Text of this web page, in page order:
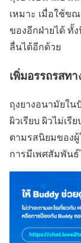
เหมาะ เมื่อใช้ข
ของอีกฝ่ายได้ ทั้
ลื่นได้อีกด้วย
เพิ่มอรรถรสทา
ถุงยางอนามัยใน
ผิวเรียบ ผิวไม่เรี
ตามรสนิยมของผู้
การมีเพศสัมพันธ์